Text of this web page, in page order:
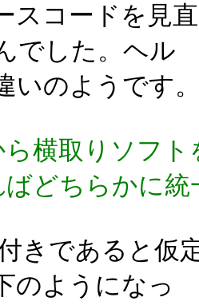
コードを見
でした。ヘル
いのようです
ら横取りソフ
ばどちらかに
きであると仮
のようになっ